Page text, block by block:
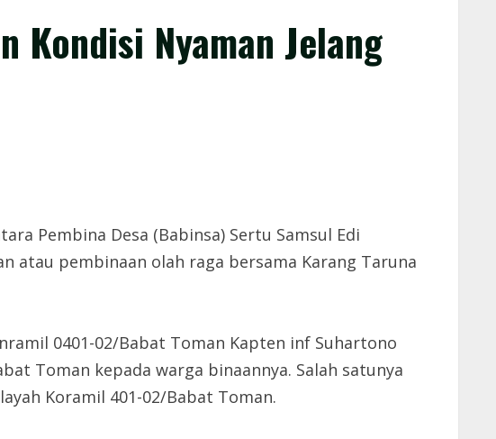
Kondisi Nyaman Jelang
Pembina Desa (Babinsa) Sertu Samsul Edi
atau pembinaan olah raga bersama Karang Taruna
0401-02/Babat Toman Kapten inf Suhartono
Toman kepada warga binaannya. Salah satunya
Koramil 401-02/Babat Toman.